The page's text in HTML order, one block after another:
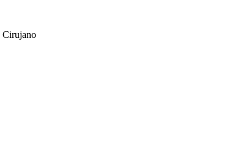
Cirujano